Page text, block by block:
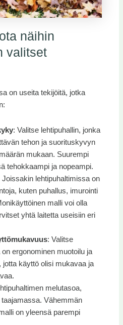
näihin
valitset
on useita tekijöitä, jotka
: Valitse lehtipuhallin, jonka
tehon ja suorituskyvyn
mukaan. Suurempi
tehokkaampi ja nopeampi.
Joissakin lehtipuhaltimissa on
kuten puhallus, imurointi
malli voi olla
yhtä laitetta useisiin eri
: Valitse
on ergonominen muotoilu ja
jotta käyttö olisi mukavaa ja
melutasoa,
Vähemmän
on yleensä parempi